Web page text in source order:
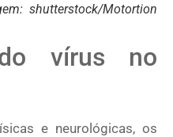
shutterstock/Motortion
do vírus no
e neurológicas, os